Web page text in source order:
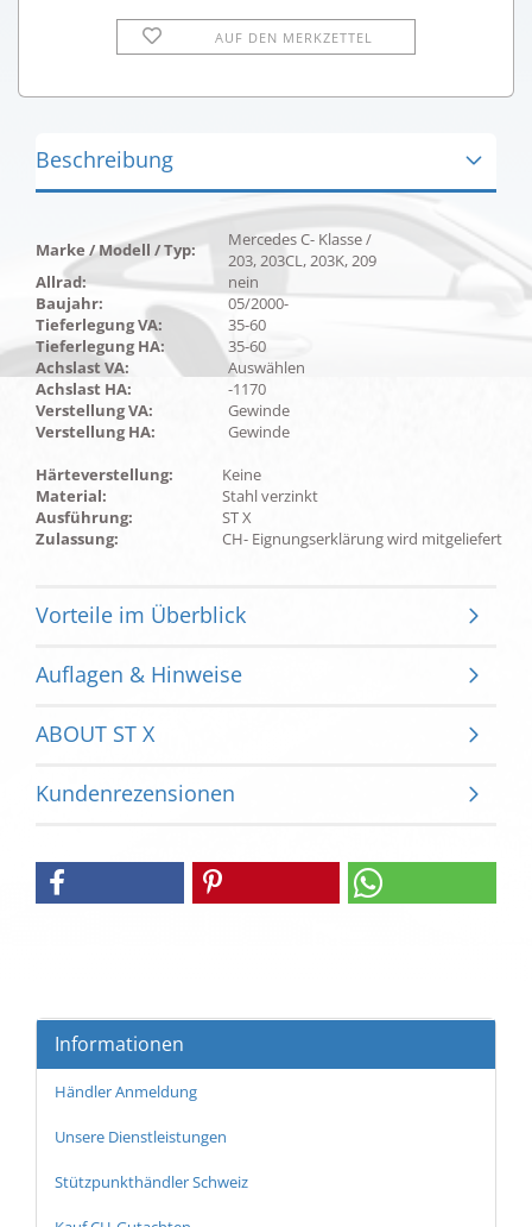
AUF DEN MERKZETTEL
Beschreibung
Marke / Modell / Typ:
Mercedes C- Klasse /
203, 203CL, 203K, 209
Allrad:
nein
Baujahr:
05/2000-
Tieferlegung VA:
35-60
Tieferlegung HA:
35-60
Achslast VA:
Auswählen
Achslast HA:
-1170
Verstellung VA:
Gewinde
Verstellung HA:
Gewinde
Härteverstellung:
Keine
Material:
Stahl verzinkt
Ausführung:
ST X
Zulassung:
CH- Eignungserklärung wird mitgeliefert
Vorteile im Überblick
Auflagen & Hinweise
ABOUT ST X
Kundenrezensionen
Informationen
Händler Anmeldung
Unsere Dienstleistungen
Stützpunkthändler Schweiz